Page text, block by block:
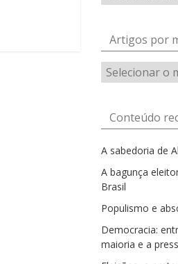
Artigos por
Artigos
por
Conteúdo
A sabedoria de
A bagunça
Brasil
Populismo e
Democracia:
maioria e a